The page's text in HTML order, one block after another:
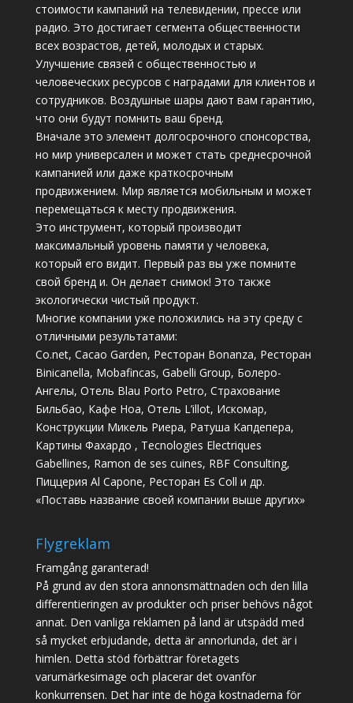
стоимости кампаний на телевидении, прессе или
радио. Это достигает сегмента общественности
всех возрастов, детей, молодых и старых.
Улучшение связей с общественностью и
человеческих ресурсов с наградами для клиентов и
сотрудников. Воздушные шары дают вам гарантию,
что они будут помнить ваш бренд.
Вначале это элемент долгосрочного спонсорства,
но мир универсален и может стать среднесрочной
кампанией или даже краткосрочным
продвижением. Мир является мобильным и может
перемещаться к месту продвижения.
Это инструмент, который производит
максимальный уровень памяти у человека,
который его видит. Первый раз вы уже помните
свой бренд и. Он делает снимок! Это также
экологически чистый продукт.
Многие компании уже положились на эту среду с
отличными результатами:
Co.net, Cacao Garden, Ресторан Bonanza, Ресторан
Binicanella, Mobafincas, Gabelli Group, Болеро-
Ангелы, Отель Blau Porto Petro, Страхование
Бильбао, Кафе Ноа, Отель L’illot, Искомар,
Конструкции Микель Риера, Ратуша Капдепера,
Картины Фахардо , Tecnologies Electriques
Gabellines, Ramon de ses cuines, RBF Consulting,
Пиццерия Al Capone, Ресторан Es Coll и др.
«Поставь название своей компании выше других»
Flygreklam
Framgång garanterad!
På grund av den stora annonsmättnaden och den lilla
differentieringen av produkter och priser behövs något
annat. Den vanliga reklamen på land är utspädd med
så mycket erbjudande, detta är annorlunda, det är i
himlen. Detta stöd förbättrar företagets
varumärkesimage och placerar det ovanför
konkurrensen. Det har inte de höga kostnaderna för